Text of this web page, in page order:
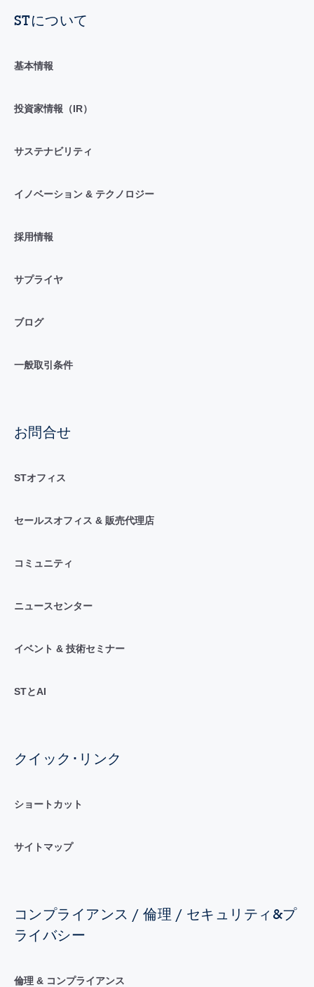
STについて
基本情報
投資家情報（IR）
サステナビリティ
イノベーション & テクノロジー
採用情報
サプライヤ
ブログ
一般取引条件
お問合せ
STオフィス
セールスオフィス & 販売代理店
コミュニティ
ニュースセンター
イベント & 技術セミナー
STとAI
クイック･リンク
ショートカット
サイトマップ
コンプライアンス / 倫理 / セキュリティ&プ
ライバシー
倫理 & コンプライアンス